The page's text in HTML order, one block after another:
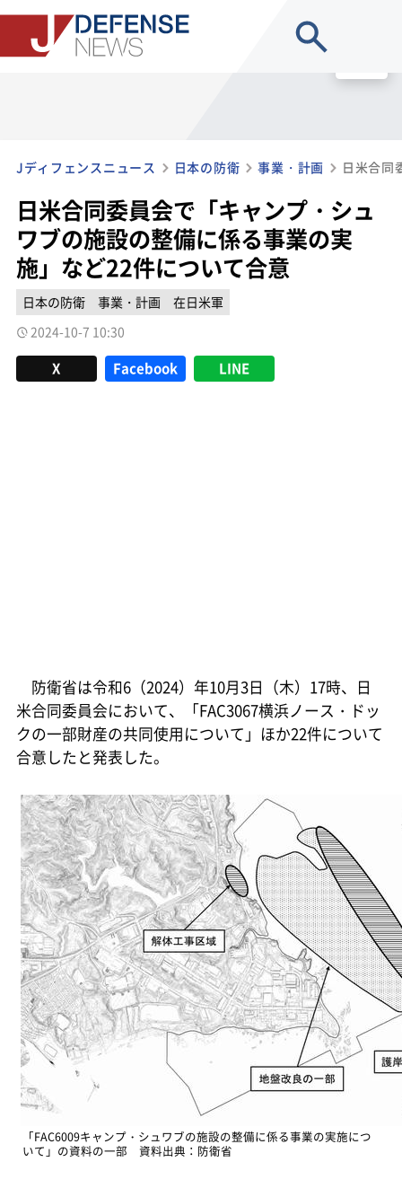
Jディフェンスニュース 日本の防衛 事業・計画
日米合同委員会で「キャンプ・シュ
ワブの施設の整備に係る事業の実
施」など22件について合意
日本の防衛 事業・計画
在日米軍
2024-10-7 10:30
X Facebook LINE
防衛省は令和6（2024）年10月3日（木）17時、日
米合同委員会において、「FAC3067横浜ノース・ドッ
クの一部財産の共同使用について」ほか22件について
合意したと発表した。
「FAC6009キャンプ・シュワブの施設の整備に係る事業の実施につ
いて」の資料の一部 資料出典：防衛省